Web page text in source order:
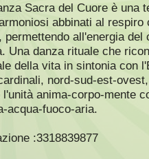
Sacra del Cuore è una
abbinati al
all'energia del
Una danza rituale che
della vita in sintonia con
nord-sud-est-
anima-corpo-mente
acqua-fuoco-aria.
:3318839877